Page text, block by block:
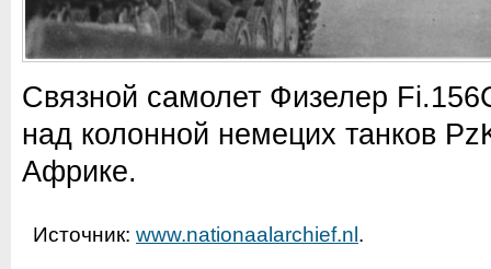
Связной самолет Физелер
над колонной немецих танков
Африке.
Источник: www.nationaalarchief.nl .